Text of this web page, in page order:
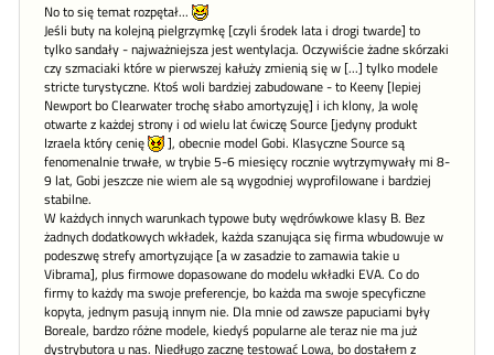
No to się temat rozpętał...
Jeśli buty na kolejną pielgrzymkę [czyli środek lata i drogi twarde] to
tylko sandały - najważniejsza jest wentylacja. Oczywiście żadne skórzaki
czy szmaciaki które w pierwszej kałuży zmienią się w [...] tylko modele
stricte turystyczne. Ktoś woli bardziej zabudowane - to Keeny [lepiej
Newport bo Clearwater trochę słabo amortyzuję] i ich klony, Ja wolę
otwarte z każdej strony i od wielu lat ćwiczę Source [jedyny produkt
Izraela który cenię
], obecnie model Gobi. Klasyczne Source są
fenomenalnie trwałe, w trybie 5-6 miesięcy rocznie wytrzymywały mi 8-
9 lat, Gobi jeszcze nie wiem ale są wygodniej wyprofilowane i bardziej
stabilne.
W każdych innych warunkach typowe buty wędrówkowe klasy B. Bez
żadnych dodatkowych wkładek, każda szanująca się firma wbudowuje w
podeszwę strefy amortyzujące [a w zasadzie to zamawia takie u
Vibrama], plus firmowe dopasowane do modelu wkładki EVA. Co do
firmy to każdy ma swoje preferencje, bo każda ma swoje specyficzne
kopyta, jednym pasują innym nie. Dla mnie od zawsze papuciami były
Boreale, bardzo różne modele, kiedyś popularne ale teraz nie ma już
dystrybutora u nas. Niedługo zacznę testować Lowa, bo dostałem z